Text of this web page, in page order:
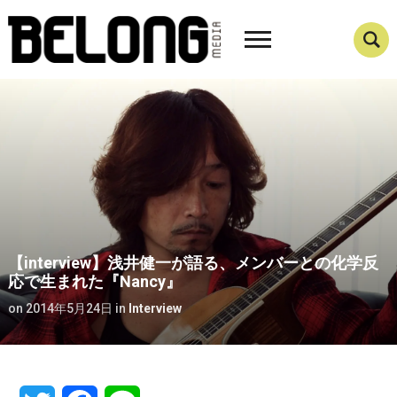
【interview】浅井健一が語る、メンバーとの化学反
応で生まれた『Nancy』
on2014年5月24日 in Interview